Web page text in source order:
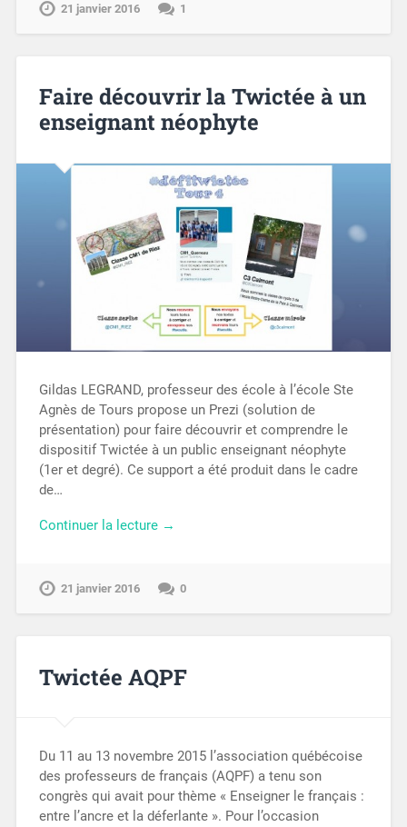
21 janvier 2016 1
Faire découvrir la Twictée à un
enseignant néophyte
Gildas LEGRAND, professeur des école à l’école Ste
Agnès de Tours propose un Prezi (solution de
présentation) pour faire découvrir et comprendre le
dispositif Twictée à un public enseignant néophyte
(1er et degré). Ce support a été produit dans le cadre
de…
Continuer la lecture →
21 janvier 2016 0
Twictée AQPF
Du 11 au 13 novembre 2015 l’association québécoise
des professeurs de français (AQPF) a tenu son
congrès qui avait pour thème « Enseigner le français :
entre l’ancre et la déferlante ». Pour l’occasion